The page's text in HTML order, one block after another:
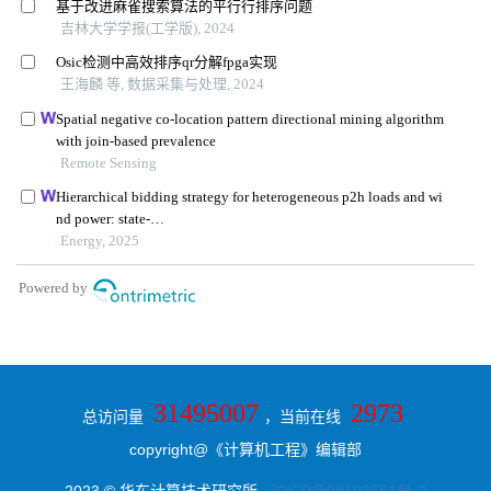
总访问量 31495007 ，当前在线 2973
copyright@《计算机工程》编辑部